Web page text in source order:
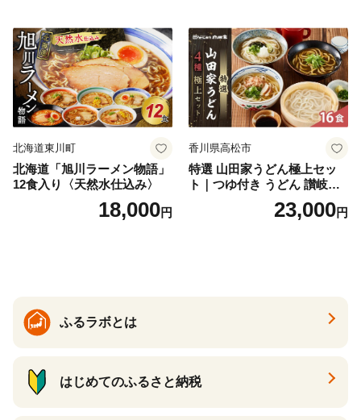
北海道東川町
北海道「旭川ラーメン物語」
12食入り〈天然水仕込み〉
18,000円
香川県高松市
特選 山田家うどん極上セッ
ト｜つゆ付き うどん 讃岐う
どん さぬきうどん 生麵 うど
んセット カレーうどん 生う
23,000円
ふるラボとは
はじめてのふるさと納税